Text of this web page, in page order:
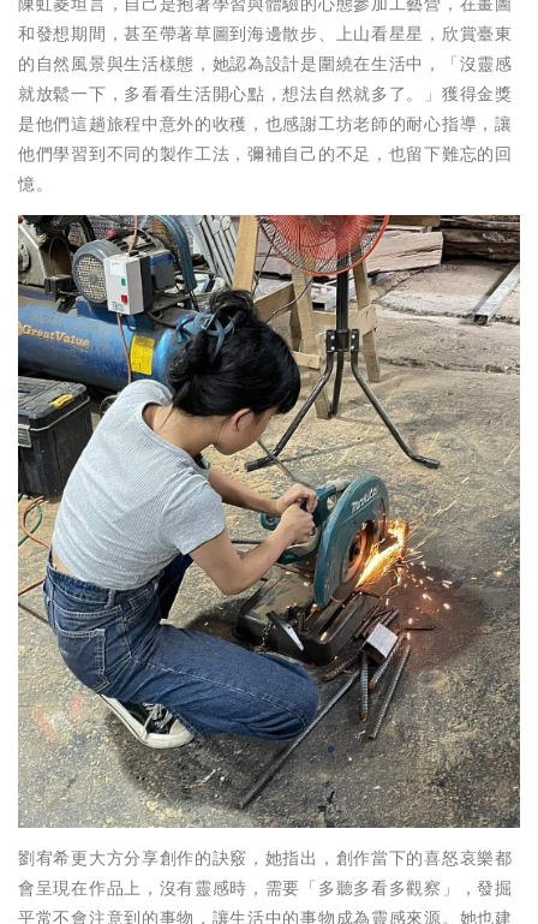
和發想期間，甚至帶著草圖到海邊散步、上山看星星，欣賞臺東
的自然風景與生活樣態，她認為設計是圍繞在生活中，「沒靈感
就放鬆一下，多看看生活開心點，想法自然就多了。」獲得金獎
是他們這趟旅程中意外的收穫，也感謝工坊老師的耐心指導，讓
他們學習到不同的製作工法，彌補自己的不足，也留下難忘的回
憶。
劉宥希更大方分享創作的訣竅，她指出，創作當下的喜怒哀樂都
會呈現在作品上，沒有靈感時，需要「多聽多看多觀察」，發掘
平常不會注意到的事物，讓生活中的事物成為靈感來源。她也建